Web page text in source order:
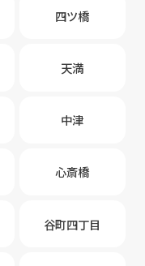
四ツ橋
天満
中津
心斎橋
谷町四丁目